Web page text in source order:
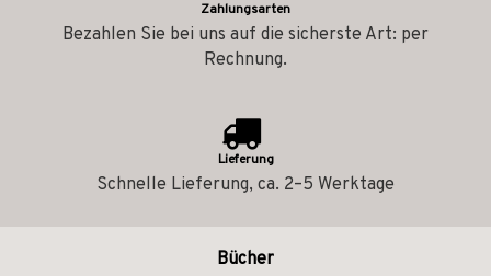
Zahlungsarten
Bezahlen Sie bei uns auf die sicherste Art: per
Rechnung.
Lieferung
Schnelle Lieferung, ca. 2–5 Werktage
Bücher